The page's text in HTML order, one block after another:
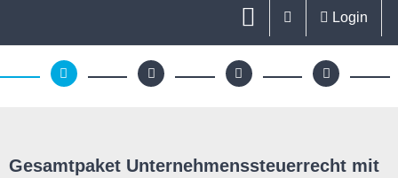
Login
Gesamtpaket Unternehmenssteuerrecht mit